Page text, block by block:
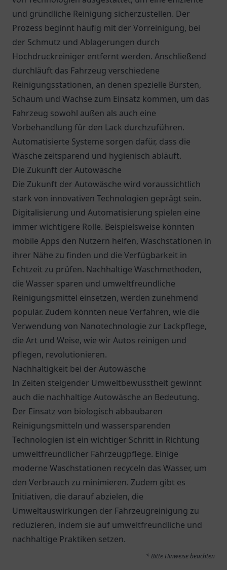
und gründliche Reinigung sicherzustellen. Der
Prozess beginnt häufig mit der Vorreinigung, bei
der Schmutz und Ablagerungen durch
Hochdruckreiniger entfernt werden. Anschließend
durchläuft das Fahrzeug verschiedene
Reinigungsstationen, an denen spezielle Bürsten,
Schaum und Wachse zum Einsatz kommen, um das
Fahrzeug sowohl außen als auch eine
Vorbehandlung für den Lack durchzuführen.
Automatisierte Systeme sorgen dafür, dass die
Wäsche zeitsparend und hygienisch abläuft.
Die Zukunft der Autowäsche
Die Zukunft der Autowäsche wird voraussichtlich
stark von innovativen Technologien geprägt sein.
Digitalisierung und Automatisierung spielen eine
immer wichtigere Rolle. Beispielsweise könnten
mobile Apps den Nutzern helfen, Waschstationen in
ihrer Nähe zu finden und die Verfügbarkeit in
Echtzeit zu prüfen. Nachhaltige Waschmethoden,
die Wasser sparen und umweltfreundliche
Reinigungsmittel einsetzen, werden zunehmend
populär. Zudem könnten neue Verfahren, wie die
Verwendung von Nanotechnologie zur Lackpflege,
die Art und Weise, wie wir Autos reinigen und
pflegen, revolutionieren.
Nachhaltigkeit bei der Autowäsche
In Zeiten steigender Umweltbewusstheit gewinnt
auch die nachhaltige Autowäsche an Bedeutung.
Der Einsatz von biologisch abbaubaren
Reinigungsmitteln und wassersparenden
Technologien ist ein wichtiger Schritt in Richtung
umweltfreundlicher Fahrzeugpflege. Einige
moderne Waschstationen recyceln das Wasser, um
den Verbrauch zu minimieren. Zudem gibt es
Initiativen, die darauf abzielen, die
Umweltauswirkungen der Fahrzeugreinigung zu
reduzieren, indem sie auf umweltfreundliche und
nachhaltige Praktiken setzen.
* Bitte Hinweise beachten